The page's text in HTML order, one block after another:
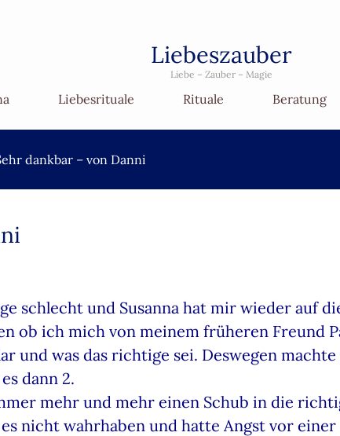
Liebeszauber
Liebe – Zauber – Magie
Liebesrituale Rituale Beratung
dankbar – von Danni
schlecht und Susanna hat mir wieder auf
ob ich mich von meinem früheren Freund
und was das richtige sei. Deswegen
dann 2.
mehr und mehr einen Schub in die
nicht wahrhaben und hatte Angst vor